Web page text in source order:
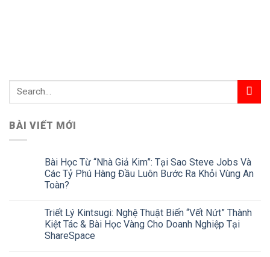
BÀI VIẾT MỚI
Bài Học Từ “Nhà Giả Kim”: Tại Sao Steve Jobs Và
Các Tỷ Phú Hàng Đầu Luôn Bước Ra Khỏi Vùng An
Toàn?
Triết Lý Kintsugi: Nghệ Thuật Biến “Vết Nứt” Thành
Kiệt Tác & Bài Học Vàng Cho Doanh Nghiệp Tại
ShareSpace